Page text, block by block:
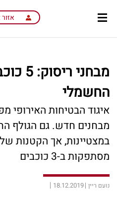
content
menu
החשמלי
איגוד הבטיחות
מבחנים חדש. גם הגולף
במצטיינות, אך הקטנות
מסתפקות ב-3 כוכבים
נועם ריין 18.12.2019